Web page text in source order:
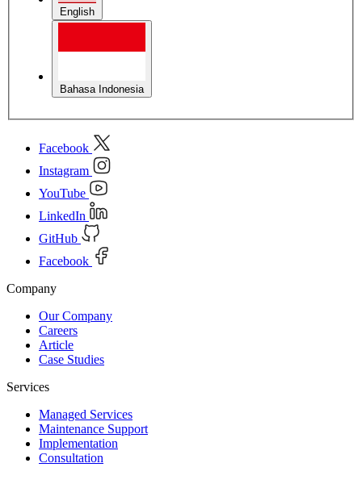
English
Bahasa Indonesia
Facebook
Instagram
YouTube
LinkedIn
GitHub
Facebook
Company
Our Company
Careers
Article
Case Studies
Services
Managed Services
Maintenance Support
Implementation
Consultation